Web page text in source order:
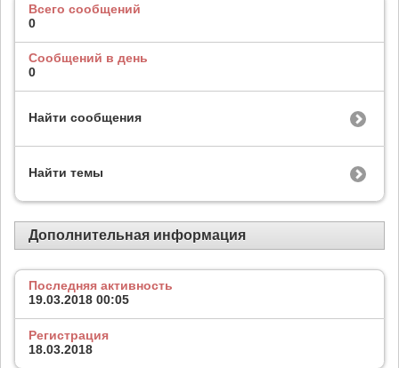
Всего сообщений
0
Сообщений в день
0
Найти сообщения
Найти темы
Дополнительная информация
Последняя активность
19.03.2018 00:05
Регистрация
18.03.2018